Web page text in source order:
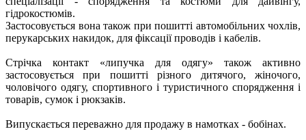
гідрокостюмів.
Застосовується вона також при пошитті автомобільних чохлів,
перукарських накидок, для фіксації проводів і кабелів.
Стрічка контакт «липучка для одягу» також активно
застосовується при пошитті різного дитячого, жіночого,
чоловічого одягу, спортивного і туристичного спорядження і
товарів, сумок і рюкзаків.
Випускається переважно для продажу в намотках - бобінах.